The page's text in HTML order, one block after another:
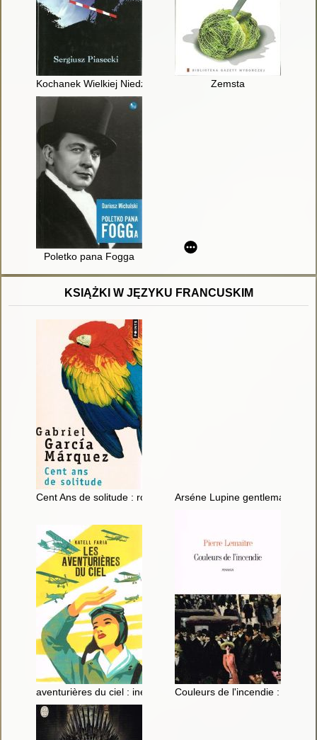
Kochanek Wielkiej Niedźwiedzicy Zemsta
Poletko pana Fogga
KSIĄŻKI W JĘZYKU FRANCUSKIM
Cent Ans de solitude : roman Arséne Lupine gentleman-
aventurières du ciel : inédit Couleurs de l'incendie : roman